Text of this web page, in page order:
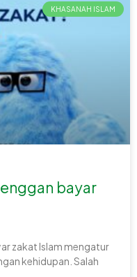
KHASANAH ISLAM
bayar
zakat Islam mengatur
kehidupan. Salah